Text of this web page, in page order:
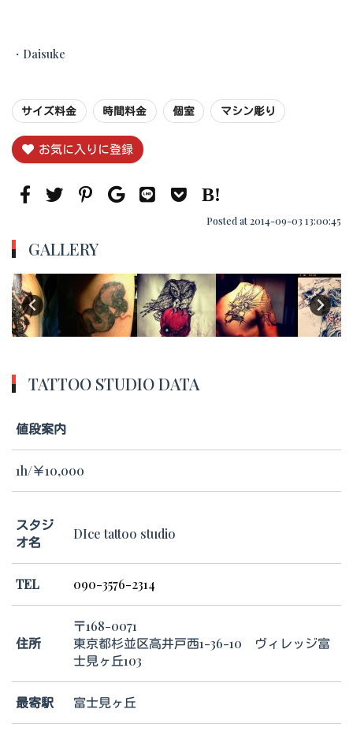
・Daisuke
サイズ料金 時間料金 個室 マシン彫り
お気に入りに登録
Posted at 2014-09-03 13:00:45
GALLERY
TATTOO STUDIO DATA
値段案内
1h/￥10,000
スタジ
オ名
DIce tattoo studio
TEL 090-3576-2314
住所
〒168-0071
東京都杉並区高井戸西1-36-10 ヴィレッジ富
士見ヶ丘103
最寄駅 富士見ヶ丘